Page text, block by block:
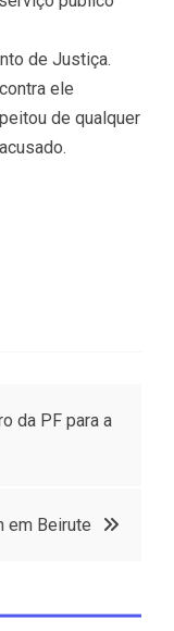
de Justiça.
ele
de qualquer
da PF para a
em Beirute